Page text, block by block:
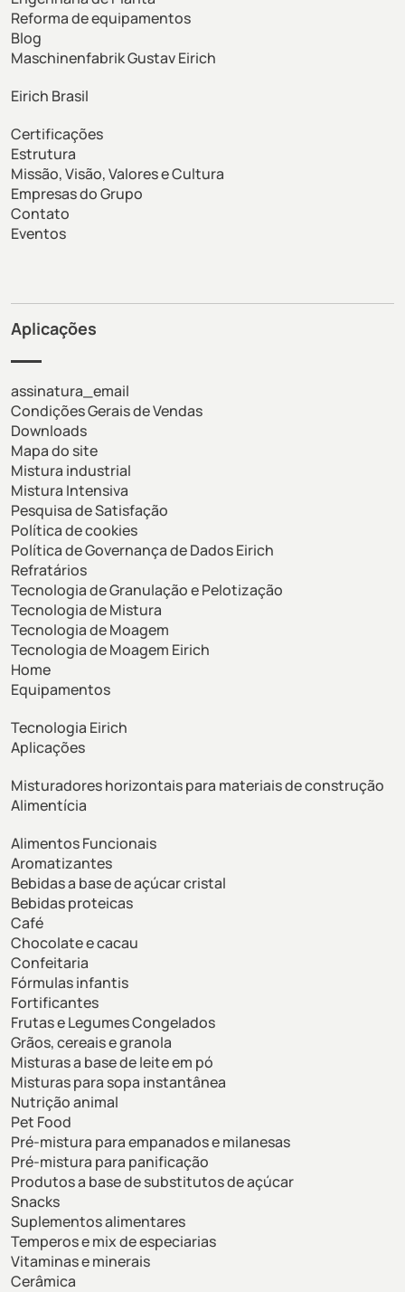
Reforma de equipamentos
Blog
Maschinenfabrik Gustav Eirich
Eirich Brasil
Certificações
Estrutura
Missão, Visão, Valores e Cultura
Empresas do Grupo
Contato
Eventos
Aplicações
assinatura_email
Condições Gerais de Vendas
Downloads
Mapa do site
Mistura industrial
Mistura Intensiva
Pesquisa de Satisfação
Política de cookies
Política de Governança de Dados Eirich
Refratários
Tecnologia de Granulação e Pelotização
Tecnologia de Mistura
Tecnologia de Moagem
Tecnologia de Moagem Eirich
Home
Equipamentos
Tecnologia Eirich
Aplicações
Misturadores horizontais para materiais de construção
Alimentícia
Alimentos Funcionais
Aromatizantes
Bebidas a base de açúcar cristal
Bebidas proteicas
Café
Chocolate e cacau
Confeitaria
Fórmulas infantis
Fortificantes
Frutas e Legumes Congelados
Grãos, cereais e granola
Misturas a base de leite em pó
Misturas para sopa instantânea
Nutrição animal
Pet Food
Pré-mistura para empanados e milanesas
Pré-mistura para panificação
Produtos a base de substitutos de açúcar
Snacks
Suplementos alimentares
Temperos e mix de especiarias
Vitaminas e minerais
Cerâmica